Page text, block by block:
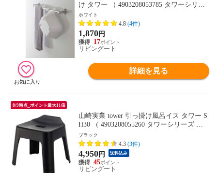
け タワー （ 4903208053785 タワーシリー
ズ 洗面器 マグネット 湯おけ 風呂おけ 磁
石 桶 吊り下げ 引っ掛け フック 壁面 バス
収納 壁 バー シャワーフック 風呂 浮かせ
て収納 ） 【ホワイト】
ホワイト
4.8 (4件)
1,870円
17
リビングート
詳細を見る
8/9時点_ポイント最大11倍
山崎実業 tower 引っ掛け風呂イス タワー S
H30 （ 4903208055260 タワーシリーズ 風
呂いす 風呂イス ひっかけ 引っ掛け 壁面
壁 収納 フック いす 椅子 引っかけ 風呂 イ
ス バスチェア お風呂 浴室 ） 【ブラッ
ク】
ブラック
4.3 (3件)
4,950円 送料込み
45
リビングート